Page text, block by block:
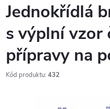
Jednokřídlá
s výplní vzor
přípravy na
Kód produktu: 432